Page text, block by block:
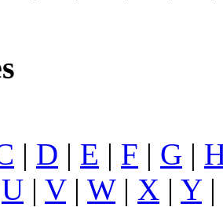
| D | E | F | G |
U | V| W| X | Y|